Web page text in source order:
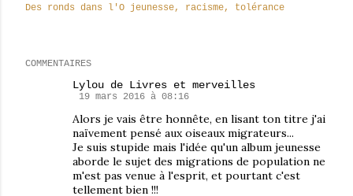
Des ronds dans l'O jeunesse
racisme tolérance
COMMENTAIRES
Lylou de Livres et merveilles
19 mars 2016 à 08:16
Alors je vais être honnête, en lisant ton titre j'ai
naïvement pensé aux oiseaux migrateurs...
Je suis stupide mais l'idée qu'un album jeunesse
aborde le sujet des migrations de population ne
m'est pas venue à l'esprit, et pourtant c'est
tellement bien !!!